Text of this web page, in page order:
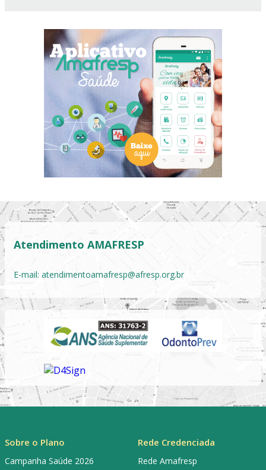
Atendimento AMAFRESP
E-mail: atendimentoamafresp@afresp.org.br
Sobre o Plano
Campanha Saúde 2026
Rede Credenciada
Rede Amafresp